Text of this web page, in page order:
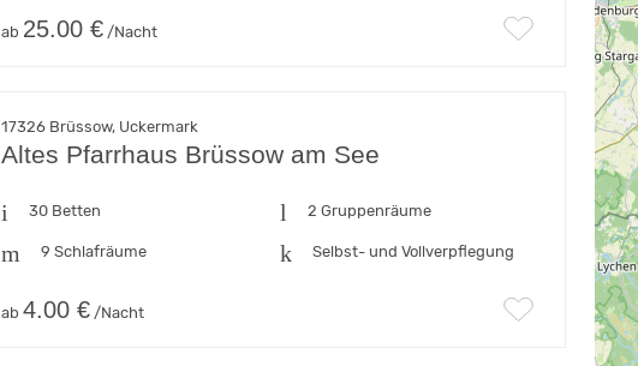
ab 25.00 € /Nacht
17326 Brüssow, Uckermark
Altes Pfarrhaus Brüssow am See
30 Betten 2 Gruppenräume
9 Schlafräume Selbst- und Vollverpflegung
ab 4.00 € /Nacht